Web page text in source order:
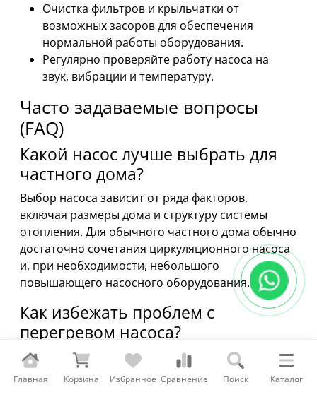
Главная Корзина Избранное Сравнение Поиск Каталог
Очистка фильтров и крыльчатки от
возможных засоров для обеспечения
нормальной работы оборудования.
Регулярно проверяйте работу насоса на
звук, вибрации и температуру.
Часто задаваемые вопросы
(FAQ)
Какой насос лучше выбрать для
частного дома?
Выбор насоса зависит от ряда факторов,
включая размеры дома и структуру системы
отопления. Для обычного частного дома обычно
достаточно сочетания циркуляционного насоса
и, при необходимости, небольшого
повышающего насосного оборудования.
Как избежать проблем с
перегревом насоса?
Перегрев часто возникает из-за избыточной
нагрузки или неправильной установки. Для